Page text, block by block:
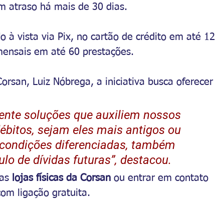
atraso há mais de 30 dias.
à vista via Pix, no cartão de crédito em até 12
em até 60 prestações.
Luiz Nóbrega, a iniciativa busca oferecer
soluções que auxiliem nossos
sejam eles mais antigos ou
diferenciadas, também
de dívidas futuras”, destacou.
lojas físicas da Corsan ou entrar em contato
ligação gratuita.